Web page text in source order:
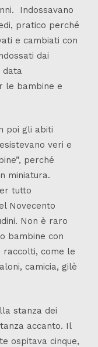
Indossavano
pratico perché
e cambiati con
dai
data
le bambine e
poi gli abiti
veri e
perché
miniatura.
tutto
Novecento
Non è raro
bambine con
raccolti, come le
camicia, gilè
stanza dei
accanto. Il
ospitava cinque,